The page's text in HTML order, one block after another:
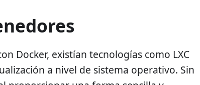
Docker, existían tecnologías como LXC
a nivel de sistema operativo. Sin